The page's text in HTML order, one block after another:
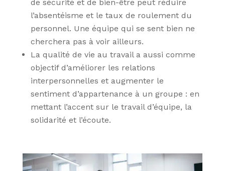
de sécurité et de bien-être peut réduire
l’absentéisme et le taux de roulement du
personnel. Une équipe qui se sent bien ne
cherchera pas à voir ailleurs.
La qualité de vie au travail a aussi comme
objectif d’améliorer les relations
interpersonnelles et augmenter le
sentiment d’appartenance à un groupe : en
mettant l’accent sur le travail d’équipe, la
solidarité et l’écoute.